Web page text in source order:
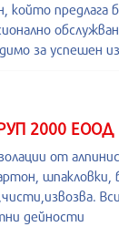
който предлага
за успешен
2000 ЕООД
от
шпакловки,
дейности